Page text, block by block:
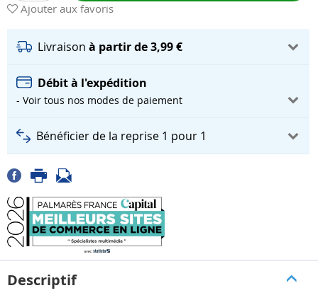
Ajouter aux favoris
Livraison à partir de 3,99 €
Débit à l'expédition
- Voir tous nos modes de paiement
Bénéficier de la reprise 1 pour 1
Descriptif